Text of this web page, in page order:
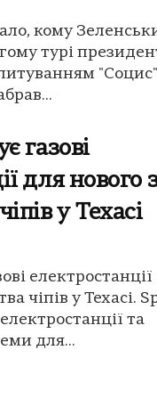
кому
турі
газові
для нового
у Техасі
чіпів у Техасі.
та
для...